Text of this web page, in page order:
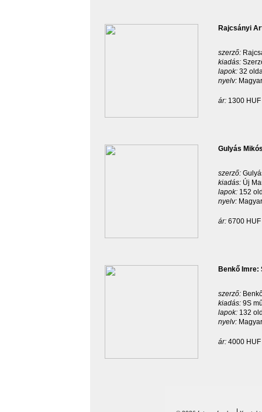
Rajcsányi
szerző:
kiadás:
lapok: 32
nyelv:
ár: 1300 HUF
Gulyás
szerző:
kiadás: Új
lapok: 152
nyelv:
ár: 6700 HUF
Benkő Imre:
szerző:
kiadás: 9S
lapok: 132
nyelv:
ár: 4000 HUF